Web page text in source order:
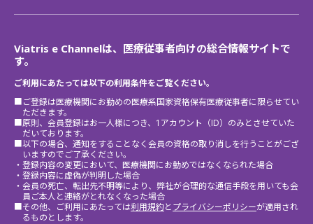
Viatris e Channelは、医療従事者向けの総合情報サイトで
す。
ご利用にあたっては以下の利用条件をご覧ください。
■ご登録は医療機関にお勤めの医療系国家資格保有医療従事者に限らせてい
ただきます。
■原則、会員登録はお一人様につき、1アカウント（ID）のみとさせていた
だいております。
■以下の場合、通知をすることなく会員の資格の取り消しを行うことがござ
いますのでご了承ください。
・登録内容の変更において、医療機関にお勤めではなくなられた場合
・登録内容に虚偽が判明した場合
・会員の死亡、転出先不明等により、弊社が合理的な通信手段を用いても会
員ご本人と連絡がとれなくなった場合
■その他、ご利用にあたっては利用規約とプライバシーポリシーが適用され
るものとします。